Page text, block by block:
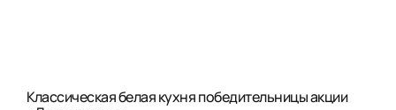
Классическая белая кухня победительницы акции